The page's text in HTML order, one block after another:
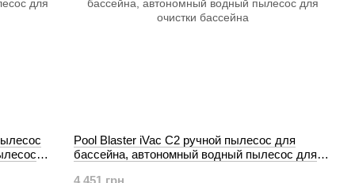
Pool Blaster iVac C2 ручной пылесос для
бассейна, автономный водный пылесос для
4 451 грн